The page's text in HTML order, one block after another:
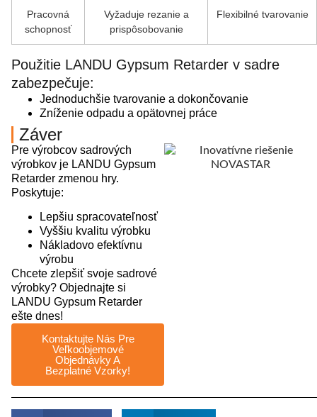
Pracovná
schopnosť
Vyžaduje rezanie a
prispôsobovanie
Flexibilné tvarovanie
Použitie LANDU Gypsum Retarder v sadre
zabezpečuje:
Jednoduchšie tvarovanie a dokončovanie
Zníženie odpadu a opätovnej práce
Záver
Pre výrobcov sadrových
výrobkov je LANDU Gypsum
Retarder zmenou hry.
Poskytuje:
Lepšiu spracovateľnosť
Vyššiu kvalitu výrobku
Nákladovo efektívnu
výrobu
Chcete zlepšiť svoje sadrové
výrobky? Objednajte si
LANDU Gypsum Retarder
ešte dnes!
Kontaktujte Nás Pre
Veľkoobjemové
Objednávky A
Bezplatné Vzorky!